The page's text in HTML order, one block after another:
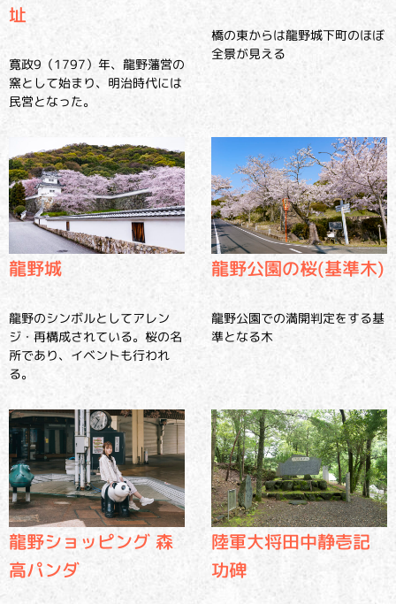
址
寛政9（1797）年、龍野藩営の
窯として始まり、明治時代には
民営となった。
橋の東からは龍野城下町のほぼ
全景が見える
龍野城
龍野のシンボルとしてアレン
ジ・再構成されている。桜の名
所であり、イベントも行われ
る。
龍野公園の桜(基準木)
龍野公園での満開判定をする基
準となる木
龍野ショッピング 森
高パンダ
陸軍大将田中静壱記
功碑